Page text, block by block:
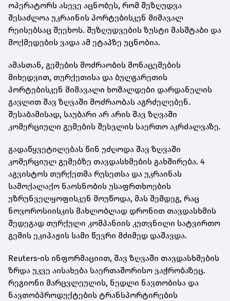
ოპერატორს ასევე აცნობეს, რომ შეზღუდვა
შესაძლოა უკრაინის პორტებისკენ მიმავალ
რეისებსაც შეეხოს. შეზღუდვების ზუსტი მასშტაბი და
მოქმედების ვადა ამ ეტაპზე უცნობია.
ამასთან, გემების მოძრაობის მონაცემების
მიხედვით, თურქეთისა და ბულგარეთის
პორტებისკენ მიმავალი ხომალდები დარდანელის
გავლით შავ ზღვაში მოძრაობას აგრძელებენ.
შესაბამისად, საუბარი არ არის შავ ზღვაში
კომერციული გემების შესვლის საერთო აკრძალვაზე.
გადაწყვეტილებას წინ უძღოდა შავ ზღვაში
კომერციულ გემებზე თავდასხმების გახშირება. 4
აგვისტოს თურქეთმა რუსეთსა და უკრაინას
სამოქალაქო ნაოსნობის უსაფრთხოების
უზრუნველყოფისკენ მოუწოდა, მას შემდეგ, რაც
ნოვოროსიისკის მახლობლად დრონით თავდასხმის
შედეგად თურქული კომპანიის კუთვნილი სატვირთო
გემის ეკიპაჟის სამი წევრი მძიმედ დაშავდა.
Reuters-ის ინფორმაციით, შავ ზღვაში თავდასხმების
ზრდა უკვე აისახება საერთაშორისო ვაჭრობაზეც.
რეგიონი მარცვლეულის, ნედლი ნავთობისა და
ნავთობპროდუქტების ტრანსპორტირების